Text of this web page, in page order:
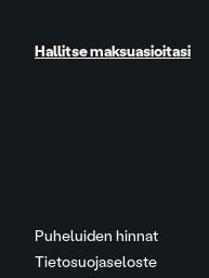
Puheluiden hinnat
Tietosuojaseloste
Hallitse maksuasioitasi